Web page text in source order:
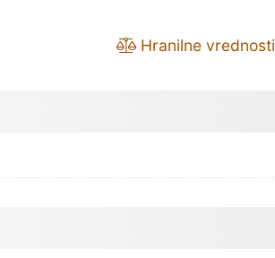
Hranilne vrednosti